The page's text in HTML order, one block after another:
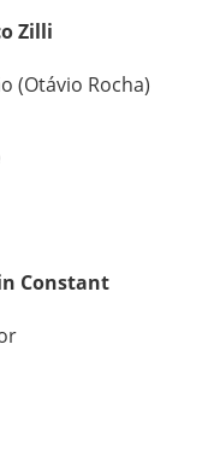
Zilli
(Otávio Rocha)
Constant